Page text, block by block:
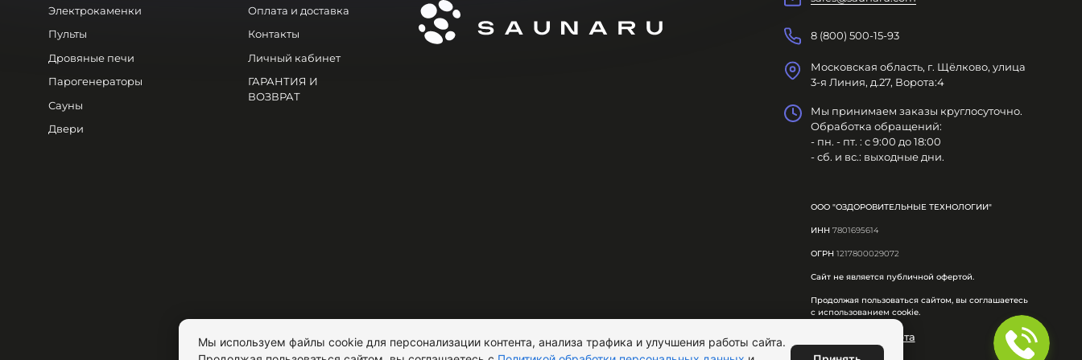
Электрокаменки
Пульты
Дровяные печи
Парогенераторы
Сауны
Двери
Оплата и доставка
Контакты
Личный кабинет
ГАРАНТИЯ И
ВОЗВРАТ
8 (800) 500-15-93
Московская область, г. Щёлково, улица
3-я Линия, д.27, Ворота:4
Мы принимаем заказы круглосуточно.
Обработка обращений:
- пн. - пт. : с 9:00 до 18:00
- сб. и вс.: выходные дни.
ООО "ОЗДОРОВИТЕЛЬНЫЕ ТЕХНОЛОГИИ"
ИНН 7801695614
ОГРН 1217800029072
Сайт не является публичной офертой.
Продолжая пользоваться сайтом, вы соглашаетесь
с использованием cookie.
Публичная оферта
Мы используем файлы cookie для персонализации контента, анализа трафика и улучшения работы сайта.